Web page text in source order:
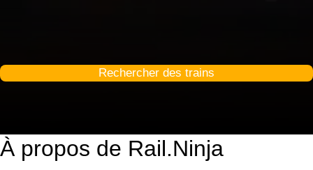
Rechercher des trains
À propos de Rail.Ninja